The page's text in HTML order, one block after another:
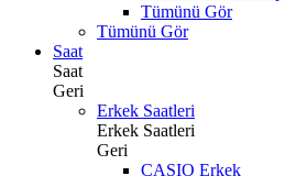
Tümünü Gör
Tümünü Gör
Saat
Saat
Geri
Erkek Saatleri
Erkek Saatleri
Geri
CASIO Erkek